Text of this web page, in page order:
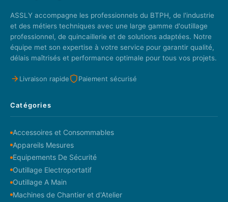
ASSLY accompagne les professionnels du BTPH, de l'industrie
et des métiers techniques avec une large gamme d'outillage
professionnel, de quincaillerie et de solutions adaptées. Notre
équipe met son expertise à votre service pour garantir qualité,
délais maîtrisés et performance optimale pour tous vos projets.
Livraison rapide Paiement sécurisé
Catégories
Accessoires et Consommables
Appareils Mesures
Equipements De Sécurité
Outillage Electroportatif
Outillage A Main
Machines de Chantier et d'Atelier